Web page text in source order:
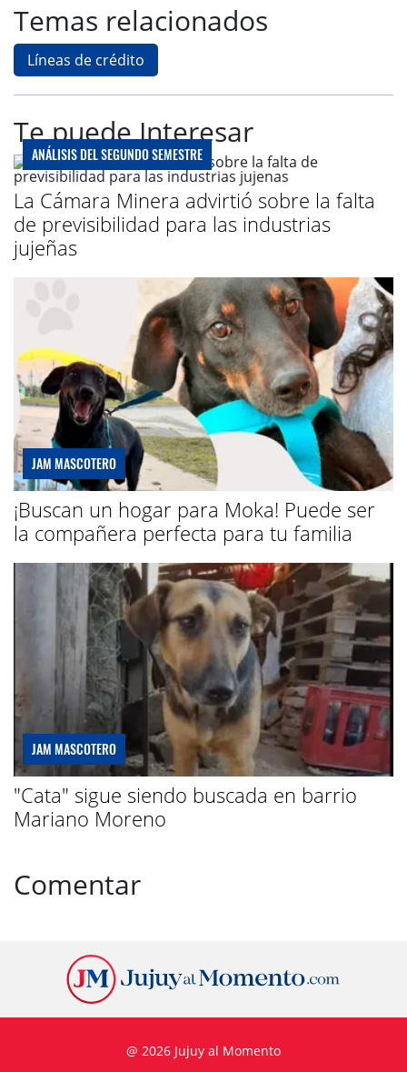
Temas relacionados
Líneas de crédito
Te puede Interesar
ANÁLISIS DEL SEGUNDO SEMESTRE
La Cámara Minera advirtió sobre la falta
de previsibilidad para las industrias
jujeñas
JAM MASCOTERO
¡Buscan un hogar para Moka! Puede ser
la compañera perfecta para tu familia
JAM MASCOTERO
"Cata" sigue siendo buscada en barrio
Mariano Moreno
Comentar
@ 2026 Jujuy al Momento